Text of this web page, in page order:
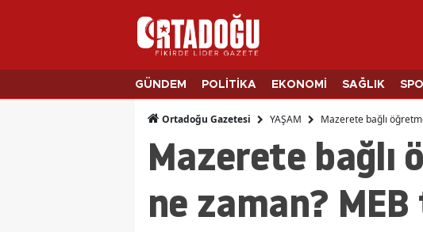
GÜNDEM POLİTİKA EKONOMİ SAĞLIK
Ortadoğu Gazetesi YAŞAM Mazerete bağlı
Mazerete bağlı
ne zaman?